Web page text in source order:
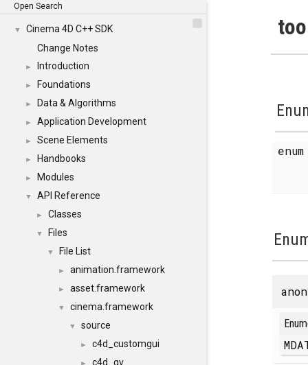
Open Search
▼
Cinema 4D C++ SDK
Change Notes
► Introduction
► Foundations
► Data & Algorithms
► Application Development
► Scene Elements
► Handbooks
► Modules
▼ API Reference
► Classes
▼ Files
▼ File List
► animation.framework
► asset.framework
▼ cinema.framework
▼ source
► c4d_customgui
c4d_gv